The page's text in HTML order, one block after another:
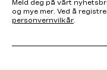
Meld deg på vårt
og mye mer. Ved å
personvernvilkår